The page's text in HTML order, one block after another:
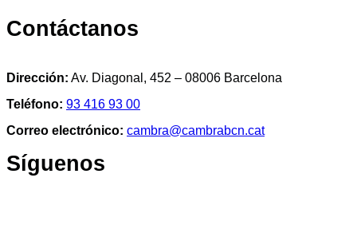
Contáctanos
Dirección: Av. Diagonal, 452 – 08006 Barcelona
Teléfono: 93 416 93 00
Correo electrónico: cambra@cambrabcn.cat
Síguenos